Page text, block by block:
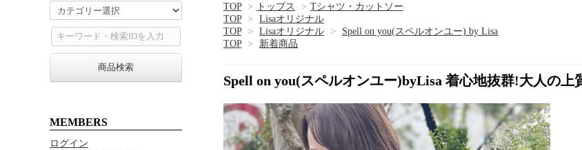
TOP > トップス > Tシャツ・カットソー
TOP
>
Lisaオリジナル
TOP
> Lisaオリジナル >
Spell on you(スペルオンユー) by Lisa
TOP
> 新着商品
Spell on you(スペルオンユー)byLisa 着心地抜群!大人の上
商品検索
MEMBERS
ログイン